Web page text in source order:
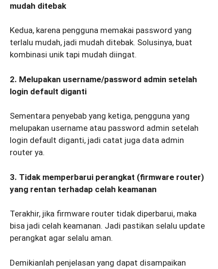
mudah ditebak
Kedua, karena pengguna memakai password yang
terlalu mudah, jadi mudah ditebak. Solusinya, buat
kombinasi unik tapi mudah diingat.
2. Melupakan username/password admin setelah
login default diganti
Sementara penyebab yang ketiga, pengguna yang
melupakan username atau password admin setelah
login default diganti, jadi catat juga data admin
router ya.
3. Tidak memperbarui perangkat (firmware router)
yang rentan terhadap celah keamanan
Terakhir, jika firmware router tidak diperbarui, maka
bisa jadi celah keamanan. Jadi pastikan selalu update
perangkat agar selalu aman.
Demikianlah penjelasan yang dapat disampaikan